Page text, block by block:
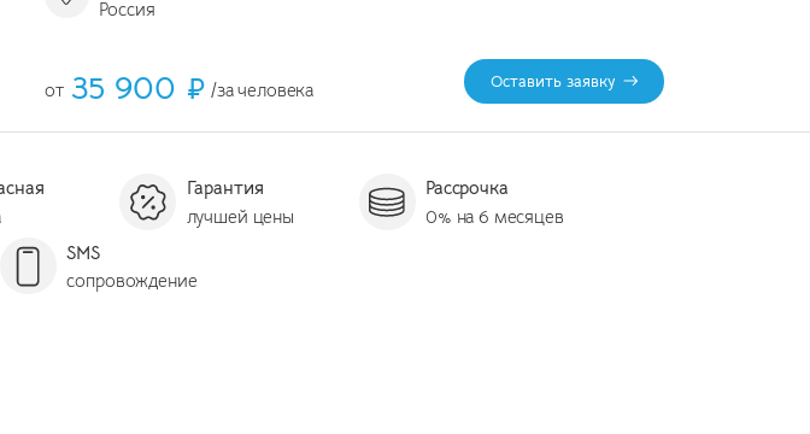
Россия
от 35 900 ₽ /за человека Оставить заявку
Гарантия
лучшей цены
Рассрочка
0% на 6 месяцев
SMS
сопровождение